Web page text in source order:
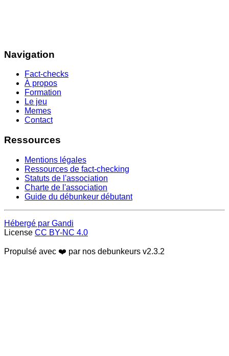
Navigation
Fact-checks
À propos
Formation
Le jeu
Memes
Contact
Ressources
Mentions légales
Ressources de fact-checking
Statuts de l'association
Charte de l'association
Guide du débunkeur débutant
Hébergé par Gandi
License CC BY-NC 4.0
Propulsé avec ❤️ par nos debunkeurs v2.3.2